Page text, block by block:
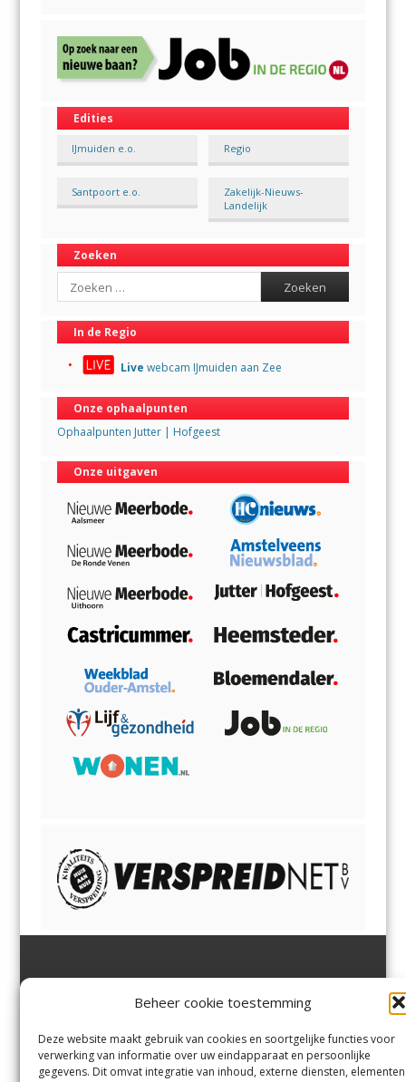
Beheer cookie toestemming
Deze website maakt gebruik van cookies en soortgelijke functies voor
verwerking van informatie over uw eindapparaat en persoonlijke
gegevens. Dit omvat integratie van inhoud, externe diensten, elementen
Edities
IJmuiden e.o. Regio
Santpoort e.o.
Zakelijk-Nieuws-
Landelijk
Zoeken
Search
In de Regio
Live webcam IJmuiden aan Zee
Onze ophaalpunten
Ophaalpunten Jutter | Hofgeest
Onze uitgaven
Margadantstraat 34
0255-533900
info@jutter.nlofinfo@hofgee
st.nl
Velserbroek,Velsen-Zuid,
Zuid,Driehuisen
Spaarnwoude.